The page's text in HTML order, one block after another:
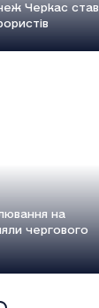
Черкас став
на
чергового